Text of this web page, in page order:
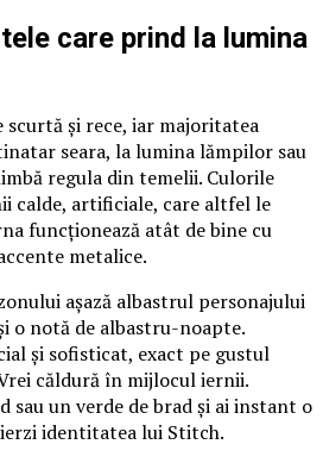
care prind la lumina
și rece, iar majoritatea
seara, la lumina lămpilor sau
regula din temelii. Culorile
calde, artificiale, care altfel le
funcționează atât de bine cu
metalice.
așază albastrul personajului
o notă de albastru-noapte.
și sofisticat, exact pe gustul
căldură în mijlocul iernii.
sau un verde de brad și ai instant o
identitatea lui Stitch.